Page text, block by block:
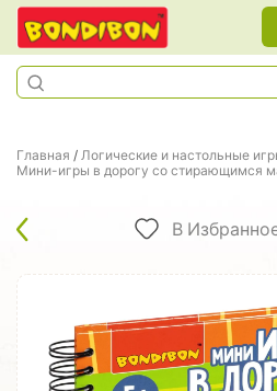
Главная / Логические и настольные
Мини-игры в дорогу со стирающимся
В